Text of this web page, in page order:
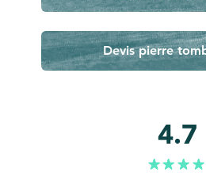
Devis pierre
4.7